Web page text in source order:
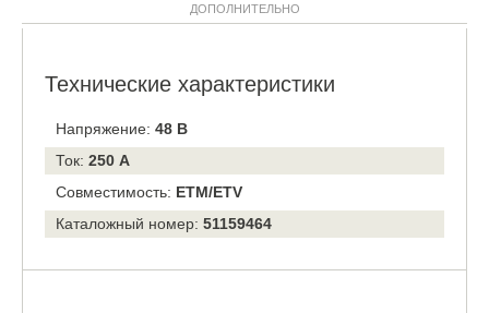
ДОПОЛНИТЕЛЬНО
Технические характеристики
Напряжение: 48 В
Ток: 250 А
Совместимость: ETM/ETV
Каталожный номер: 51159464